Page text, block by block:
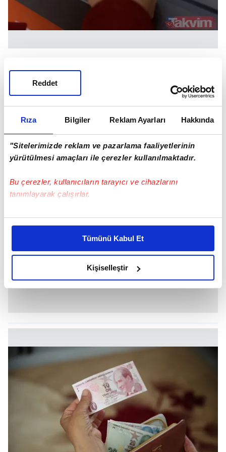
Rıza Bilgiler Reklam Ayarları Hakkında
"Sitelerimizde reklam ve pazarlama faaliyetlerinin
yürütülmesi amaçları ile çerezler kullanılmaktadır.
Bu çerezler, kullanıcıların tarayıcı ve cihazlarını
tanımlayarak çalışırlar.
Bu çerezlere izin vermeniz halinde sizlere özel
daha iyi reklam deneyimi yaşatabiliriz. Bunu yaparken
amacımızın size daha iyi bir reklam deneyimi sunmak
olduğunu ve sizlere en iyi içerikleri sunabilmek adına
elimizden gelen çabayı gösterdiğimizi ve bu noktada,
reklamların maliyetlerimizi karşılamak noktasında tek gelir
Her halükârda, kullanıcılar, bu çerezlere izin vermedikleri
gösterilmeyecektir."
Sizlere daha iyi bir hizmet sunabilmek için İnternet
Sitemizde kendimize ve üçüncü kişilere ait çerezler
kullanılmaktadır. Bu çerezler vasıtasıyla çeşitli kişisel
verileriniz işlenmekte olup gerekli olan çerezler bilgi
toplumu hizmetlerinin sunulması amacıyla
kullanılmaktadır. Diğer çerezler, sitemizin daha işlevsel
kılınması ve kişiselleştirilmesi ve sizlere yönelik
Tümünü Kabul Et
Kişiselleştir
Reddet
1. İşsizlik Maaşı
hesaplanan işsizlik maaşı, mevcut tavan olan
15.989 TL'den yüzde 44 zamla 22.989 TL'ye
yükselebilir.